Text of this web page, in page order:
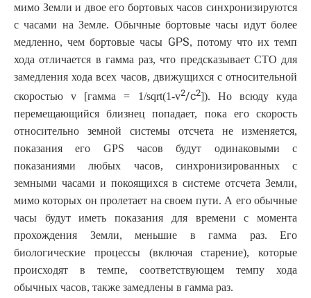
мимо Земли и двое его бортовых часов синхронизируются
с часами на Земле. Обычные бортовые часы идут более
медленно, чем бортовые часы GPS, потому что их темп
хода отличается в гамма раз, что предсказывает СТО для
замедления хода всех часов, движущихся с относительной
скоростью v [гамма = 1/sqrt(1-v2/c2]). Но всюду куда
перемещающийся близнец попадает, пока его скорость
относительно земной системы отсчета не изменяется,
показания его GPS часов будут одинаковыми с
показаниями любых часов, синхронизированных с
земными часами и покоящихся в системе отсчета Земли,
мимо которых он пролетает на своем пути. А его обычные
часы будут иметь показания для времени с момента
прохождения Земли, меньшие в гамма раз. Его
биологические процессы (включая старение), которые
происходят в темпе, соответствующем темпу хода
обычных часов, также замедлены в гамма раз.